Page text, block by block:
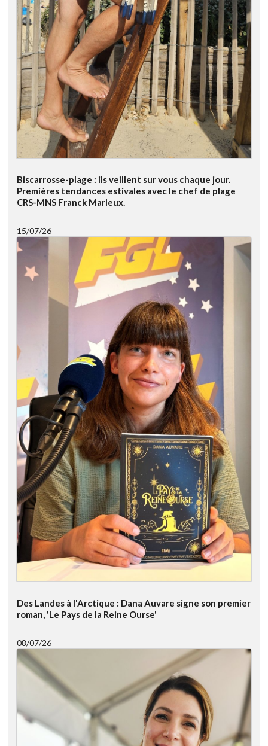
Biscarrosse-plage : ils veillent sur vous chaque jour.
Premières tendances estivales avec le chef de plage
CRS-MNS Franck Marleux.
15/07/26
Des Landes à l'Arctique : Dana Auvare signe son premier
roman, 'Le Pays de la Reine Ourse'
08/07/26